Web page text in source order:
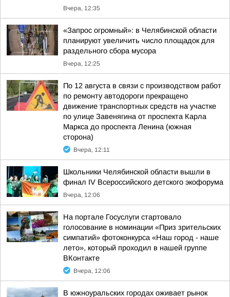
Вчера, 12:35
«Запрос огромный»: в Челябинской области
планируют увеличить число площадок для
раздельного сбора мусора
Вчера, 12:25
По 12 августа в связи с производством работ
по ремонту автодороги прекращено
движение транспортных средств на участке
по улице Завенягина от проспекта Карла
Маркса до проспекта Ленина (южная
сторона)
Вчера, 12:11
Школьники Челябинской области вышли в
финал IV Всероссийского детского экофорума
Вчера, 12:06
На портале Госуслуги стартовало
голосование в номинации «Приз зрительских
симпатий» фотоконкурса «Наш город - наше
лето», который проходил в нашей группе
ВКонтакте
Вчера, 12:06
В южноуральских городах оживает рынок